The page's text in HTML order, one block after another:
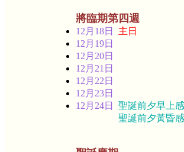
將臨期第四週
12月18日 主日
12月19日
12月20日
12月21日
12月22日
12月23日
12月24日 聖誕前夕早上
聖誕前夕黃昏